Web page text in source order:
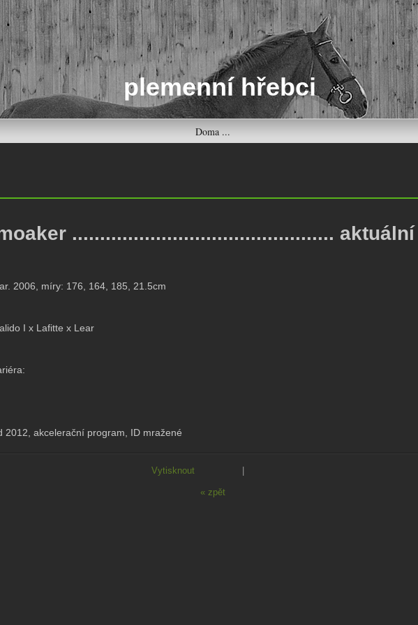
plemenní hřebci
Doma ...
............................................... aktuální
2006, míry: 176, 164, 185, 21.5cm
I x Lafitte x Lear
2012, akcelerační program, ID mražené
Vytisknout |
« zpět